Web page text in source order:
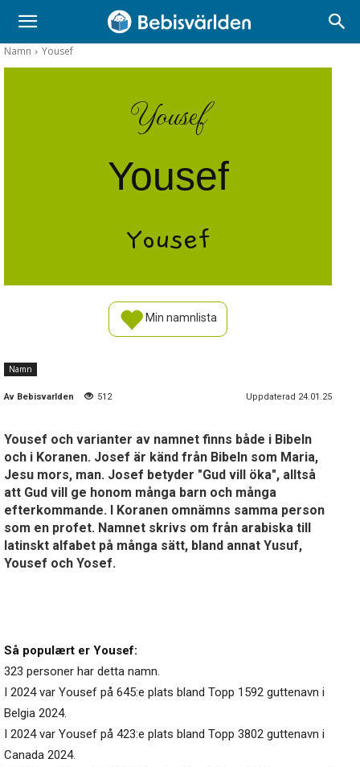
Namn Yousef
Yousef
Yousef
Yousef
Min namnlista
Namn
Av Bebisvarlden 512 Uppdaterad 24.01.25
Yousef och varianter av namnet finns både i Bibeln
och i Koranen. Josef är känd från Bibeln som Maria,
Jesu mors, man. Josef betyder "Gud vill öka", alltså
att Gud vill ge honom många barn och många
efterkommande. I Koranen omnämns samma person
som en profet. Namnet skrivs om från arabiska till
latinskt alfabet på många sätt, bland annat Yusuf,
Yousef och Yosef.
Så populært er Yousef:
323 personer har detta namn.
I 2024 var Yousef på 645:e plats bland Topp 1592 guttenavn i
Belgia 2024.
I 2024 var Yousef på 423:e plats bland Topp 3802 guttenavn i
Canada 2024.